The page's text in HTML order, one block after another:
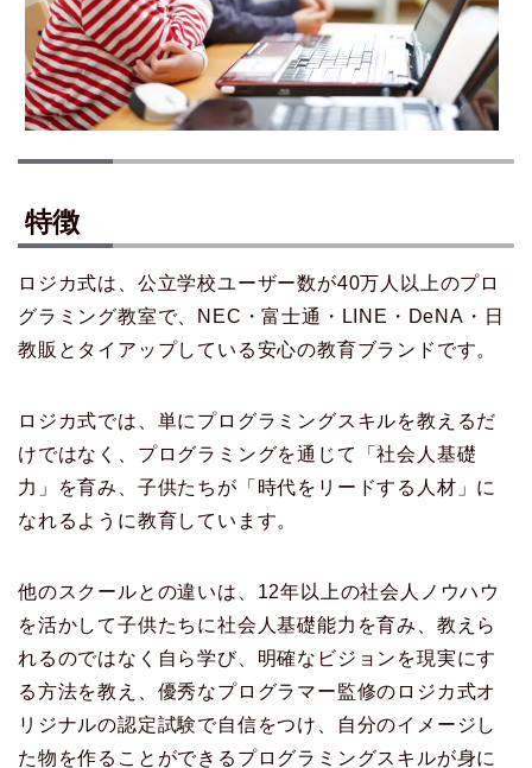
特徴
ロジカ式は、公立学校ユーザー数が40万人以上のプロ
グラミング教室で、NEC・富士通・LINE・DeNA・日
教販とタイアップしている安心の教育ブランドです。
ロジカ式では、単にプログラミングスキルを教えるだ
けではなく、プログラミングを通じて「社会人基礎
力」を育み、子供たちが「時代をリードする人材」に
なれるように教育しています。
他のスクールとの違いは、12年以上の社会人ノウハウ
を活かして子供たちに社会人基礎能力を育み、教えら
れるのではなく自ら学び、明確なビジョンを現実にす
る方法を教え、優秀なプログラマー監修のロジカ式オ
リジナルの認定試験で自信をつけ、自分のイメージし
た物を作ることができるプログラミングスキルが身に